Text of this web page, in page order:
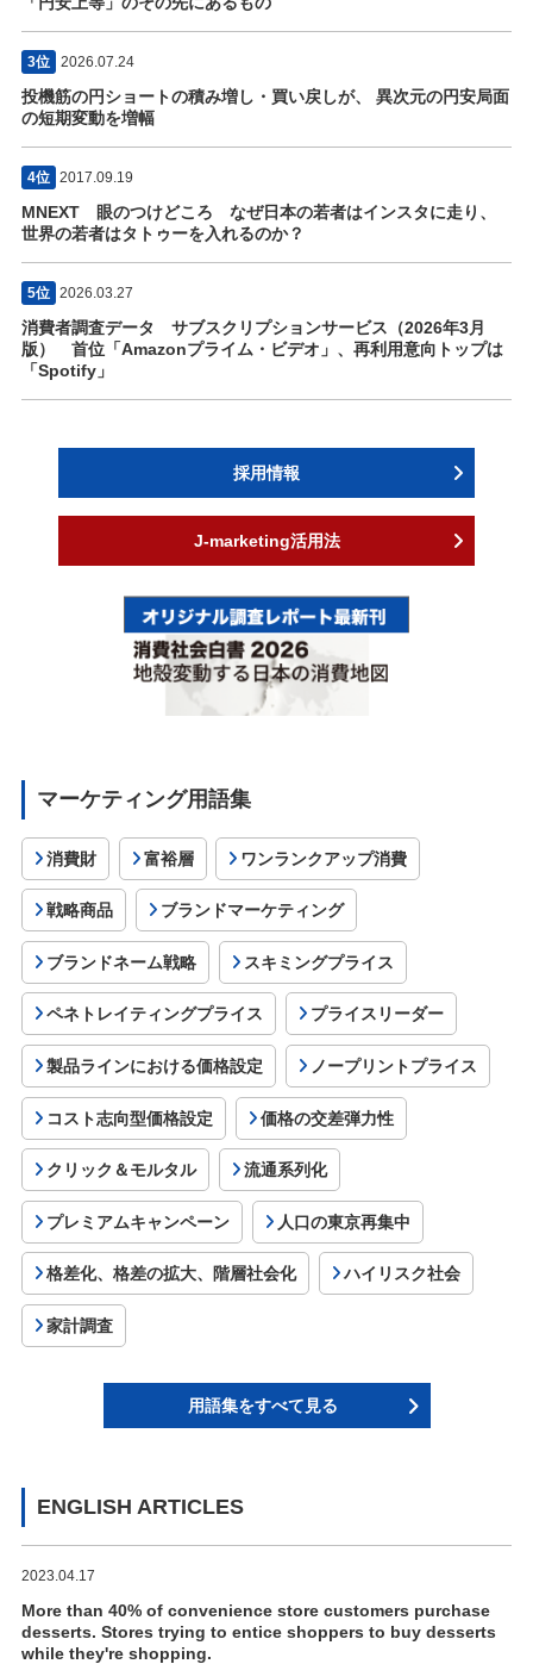
3位 2026.07.24
投機筋の円ショートの積み増し・買い戻しが、 異次元の円安局面
の短期変動を増幅
4位 2017.09.19
MNEXT 眼のつけどころ なぜ日本の若者はインスタに走り、
世界の若者はタトゥーを入れるのか？
5位 2026.03.27
消費者調査データ サブスクリプションサービス（2026年3月
版） 首位「Amazonプライム・ビデオ」、再利用意向トップは
「Spotify」
採用情報
J-marketing活用法
マーケティング用語集
消費財 富裕層 ワンランクアップ消費
戦略商品 ブランドマーケティング
ブランドネーム戦略 スキミングプライス
ペネトレイティングプライス プライスリーダー
製品ラインにおける価格設定 ノープリントプライス
コスト志向型価格設定 価格の交差弾力性
クリック＆モルタル 流通系列化
プレミアムキャンペーン 人口の東京再集中
格差化、格差の拡大、階層社会化 ハイリスク社会
家計調査
用語集をすべて見る
ENGLISH ARTICLES
2023.04.17
More than 40% of convenience store customers purchase
desserts. Stores trying to entice shoppers to buy desserts
while they're shopping.